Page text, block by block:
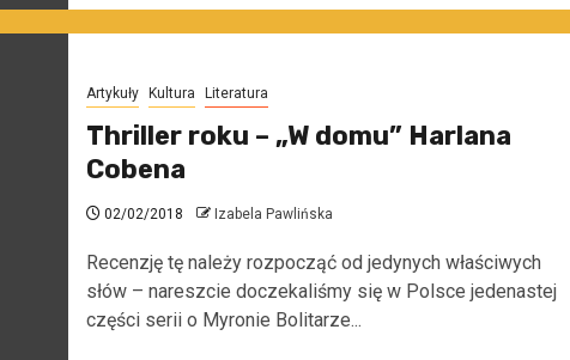
Artykuły Kultura Literatura
Thriller roku – „W domu” Harlana
Cobena
02/02/2018 Izabela Pawlińska
Recenzję tę należy rozpocząć od jedynych właściwych
słów – nareszcie doczekaliśmy się w Polsce jedenastej
części serii o Myronie Bolitarze...